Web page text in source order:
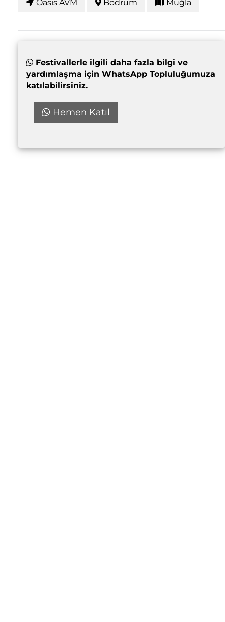
Oasis AVM Bodrum Muğla
Festivallerle ilgili daha fazla bilgi ve
yardımlaşma için WhatsApp Topluluğumuza
katılabilirsiniz.
Hemen Katıl